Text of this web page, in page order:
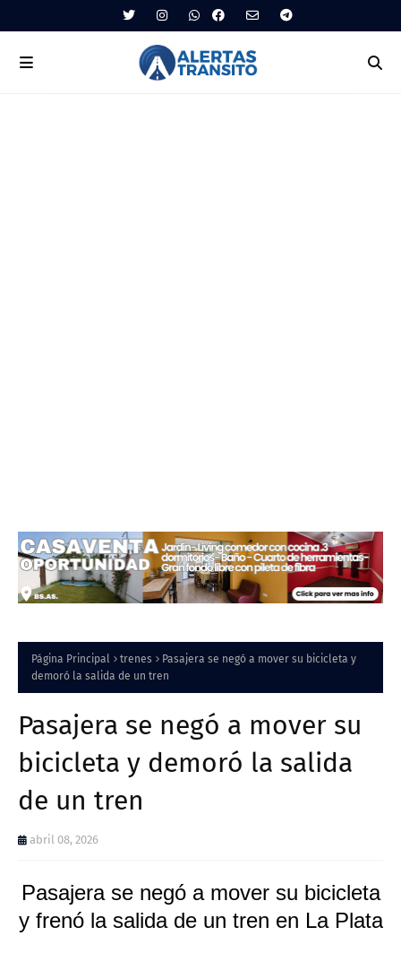
Página Principal trenes
Pasajera se negó a mover su bicicleta y
demoró la salida de un tren
Pasajera se negó a mover su
bicicleta y demoró la salida
de un tren
abril 08, 2026
Pasajera se negó a mover su bicicleta
y frenó la salida de un tren en La Plata